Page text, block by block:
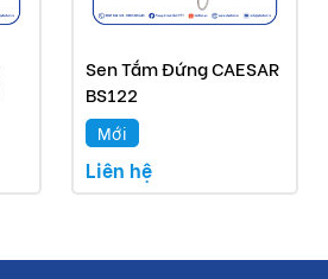
Sen Tắm Đứng CAESAR
BS122
Mới
Liên hệ